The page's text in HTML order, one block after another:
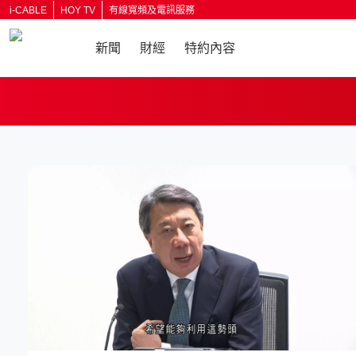
i-CABLE HOY TV 有線寬頻及電訊服務
新聞 財經 特約內容